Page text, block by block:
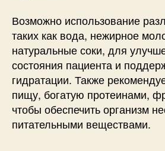
Возможно использование
таких как вода, нежирное
натуральные соки, для
состояния пациента и
гидратации. Также
пищу, богатую протеинами,
чтобы обеспечить организм
питательными веществами.